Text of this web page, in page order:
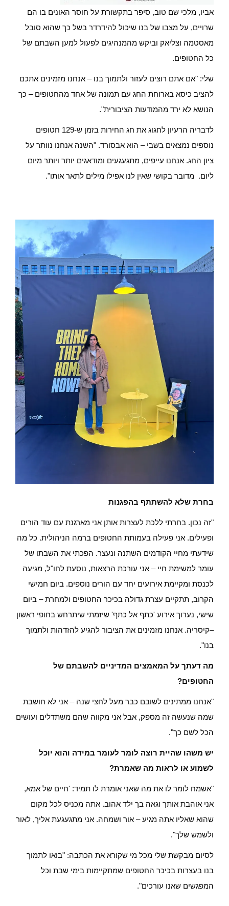
אביו, מלכי שם טוב, סיפר בתקשורת על חוסר האונים בו הם
שרויים, על מצבו של בנו שיכול להידרדר בשל כך שהוא סובל
מאסטמה וצליאק וביקש מהמנהיגים לפעול למען השבתם של
כל החטופים.
שלי: "אם אתם רוצים לעזור ולתמוך בנו – אנחנו מזמינים אתכם
להציב כיסא בארוחת החג עם תמונה של אחד מהחטופים – כך
הנושא לא ירד מהמודעות הציבורית".
לדבריה הרעיון לחגוג את חג החירות בזמן ש-129 חטופים
נוספים נמצאים בשבי – הוא אבסורד. "השנה אנחנו נוותר על
ציון החג. אנחנו עייפים, מתגעגעים ומודאגים יותר ויותר מיום
ליום. מדובר בקושי שאין לנו אפילו מילים לתאר אותו".
בחרת שלא להשתתף בהפגנות
"זה נכון. בחרתי ללכת לעצרות אותן אני מארגנת עם עוד הורים
ופעילים. אני פעילה בעמותת החטופים ברמה הניהולית. כל מה
שידעתי מחיי הקודמים השתנה ונעצר. הפכתי את השבתו של
עומר למשימת חיי – אני עורכת הרצאות, נוסעת לחו"ל, מגיעה
לכנסת ומקיימת אירועים יחד עם הורים נוספים. ביום חמישי
הקרוב, תתקיים עצרת גדולה בכיכר החטופים ולמחרת – ביום
שישי, נערוך אירוע 'כתף אל כתף' שיזמתי שיתרחש בחופי ראשון
–קיסריה. ‏אנחנו מזמינים את הציבור להגיע להזדהות ולתמוך
בנו".
מה דעתך על המאמצים המדיניים להשבתם של
החטופים?
"אנחנו ממתינים לשובם כבר מעל לחצי שנה – אני לא חושבת
שמה שנעשה זה מספק, אבל אני מקווה שהם משתדלים ועושים
הכל לשם כך".
יש משהו שהיית רוצה לומר לעומר במידה והוא יוכל
לשמוע או לראות מה שאמרת?
"אשמח לומר לו את מה שאני אומרת לו תמיד: 'חיים של אמא,
אני אוהבת אותך וגאה בך ‏ילד אהוב. אתה מכניס לכל מקום
שהוא שאליו אתה מגיע – אור ושמחה. אני מתגעגעת אליך, לאור
ולשמש שלך".
לסיום מבקשת שלי מכל מי שקורא את הכתבה: "בואו לתמוך
בנו בעצרות בכיכר החטופים שמתקיימות בימי שבת וכל
המפגשים שאנו עורכים".